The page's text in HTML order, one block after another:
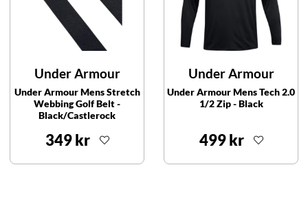
Under Armour
Under Armour Mens Stretch
Webbing Golf Belt -
Black/Castlerock
349 kr
Under Armour
Under Armour Mens Tech 2.0
1/2 Zip - Black
499 kr